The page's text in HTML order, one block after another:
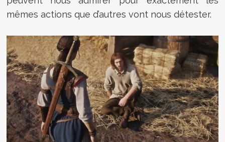
mêmes actions que d’autres vont nous détester.